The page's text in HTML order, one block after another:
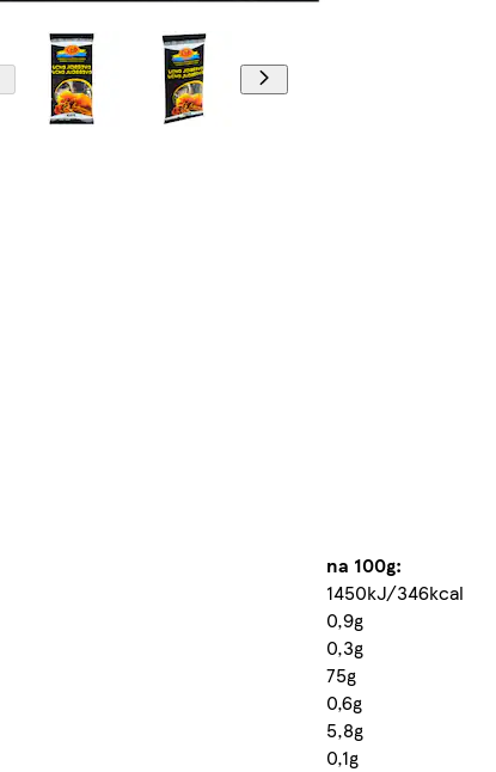
na 100g:
1450kJ/346kcal
0,9g
0,3g
75g
0,6g
5,8g
0,1g